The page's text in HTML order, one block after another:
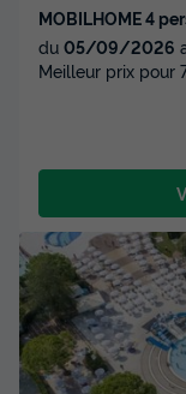
MOBILHOME 4
du 05/09/2026
Meilleur prix pour